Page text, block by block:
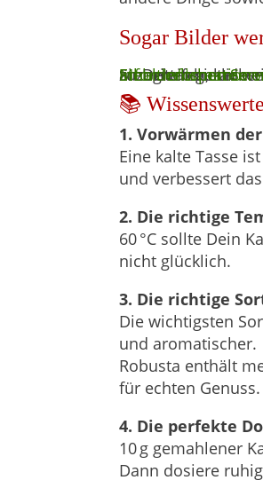
Sogar Bilder
Sie sehen gerade
. Um auf den eigentlichen Inhalt zuzugreifen, klicken Sie auf die
Mehr
Inhalt entsperren
Erforderlichen
📚
1. Vorwärmen der
Eine kalte Tasse
und verbessert
2. Die richtige
60 °C sollte Dein
nicht glücklich.
3. Die richtige
Die wichtigsten
und aromatischer.
Robusta enthält
für echten Genuss.
4. Die perfekte
10 g gemahlener
Dann dosiere